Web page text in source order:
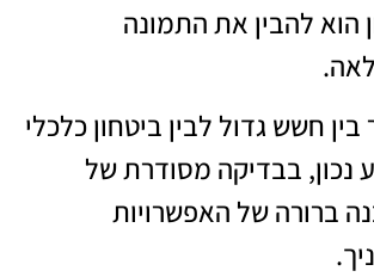
הוא להבין את התמונה
חשש גדול לבין ביטחון כלכלי
נכון, בבדיקה מסודרת של
ברורה של האפשרויות